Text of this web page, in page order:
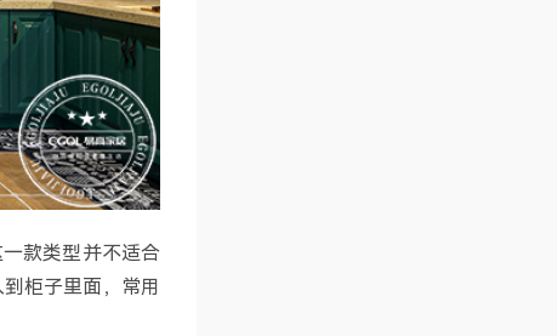
款类型并不适合
柜子里面，常用